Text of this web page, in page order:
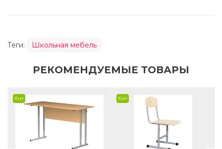
Теги: Школьная мебель
РЕКОМЕНДУЕМЫЕ ТОВАРЫ
Хит Хит